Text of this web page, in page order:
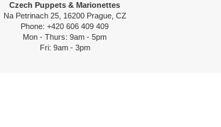
Czech Puppets & Marionettes
Na Petrinach 25, 16200 Prague, CZ
Phone: +420 606 409 409
Mon - Thurs: 9am - 5pm
Fri: 9am - 3pm